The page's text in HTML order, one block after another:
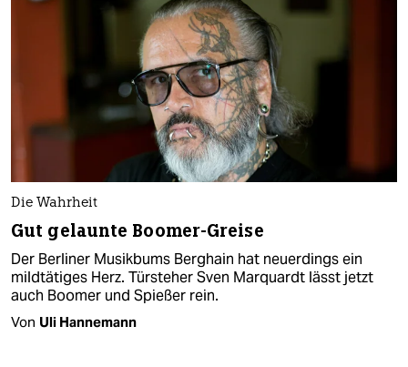
Die Wahrheit
Gut gelaunte Boomer-Greise
Der Berliner Musikbums Berghain hat neuerdings ein
mildtätiges Herz. Türsteher Sven Marquardt lässt jetzt
auch Boomer und Spießer rein.
Von Uli Hannemann